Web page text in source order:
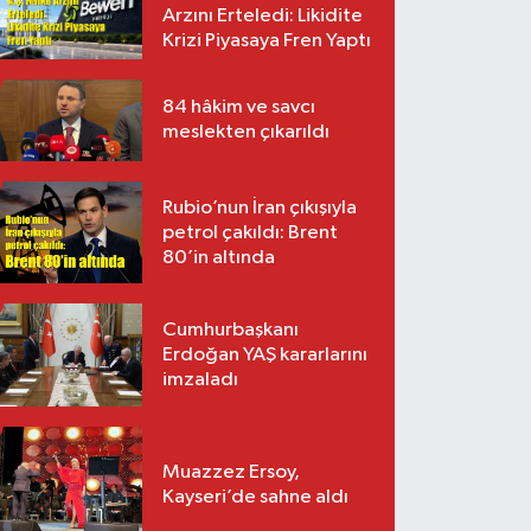
Arzını Erteledi: Likidite
Krizi Piyasaya Fren Yaptı
84 hâkim ve savcı
meslekten çıkarıldı
Rubio’nun İran çıkışıyla
petrol çakıldı: Brent
80’in altında
Cumhurbaşkanı
Erdoğan YAŞ kararlarını
imzaladı
Muazzez Ersoy,
Kayseri’de sahne aldı